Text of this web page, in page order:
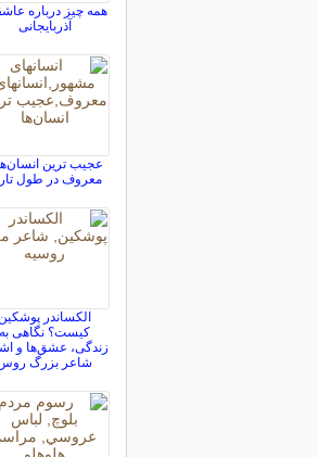
همه چیز درباره
آذربایجانی
عجیب ترین
معروف در طول
الکساندر
کیست؟ نگاهی به
زندگی، عشق‌ها و
شاعر بزرگ